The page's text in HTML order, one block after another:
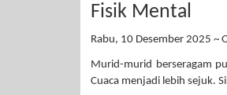
Fisik Mental
Rabu, 10 Desember 2025 ~
Murid-murid berseragam
Cuaca menjadi lebih sejuk.